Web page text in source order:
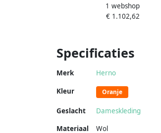
Enkellengte Black Dames
1 webshop
€ 1.102,62
Specificaties
Merk Herno
Kleur Oranje
Geslacht
Dameskleding
Materiaal
Wol